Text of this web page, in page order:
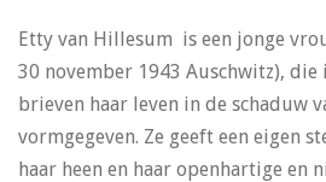
Etty van Hillesum is een jonge
30 november 1943 Auschwitz), die
brieven haar leven in de schaduw
vormgegeven. Ze geeft een eigen
haar heen en haar openhartige en